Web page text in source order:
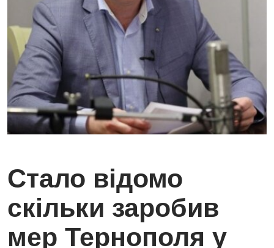
Стало відомо
скільки заробив
мер Тернополя у